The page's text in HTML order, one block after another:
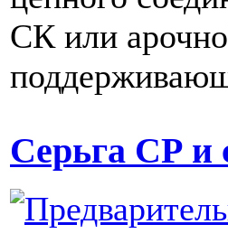
СК или
Серьга СР и